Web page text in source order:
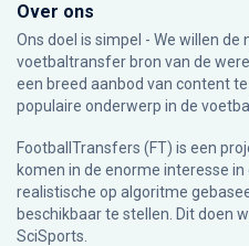
Over ons
Ons doel is simpel - We willen
voetbaltransfer bron van de
een breed aanbod van content
populaire onderwerp in de
FootballTransfers (FT) is een
komen in de enorme interesse
realistische op algoritme
beschikbaar te stellen. Dit doen
SciSports